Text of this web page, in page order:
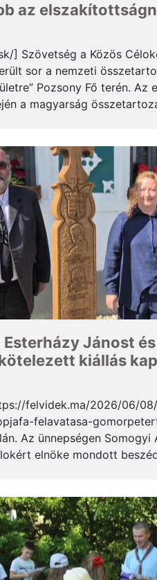
az
] Szövetség a Közös
sor a nemzeti
Pozsony Fő terén. Az
a magyarság
Jánost
kiállás
felvidek.ma/2026/06/
felavatasa-
Az ünnepségen
elnöke mondott